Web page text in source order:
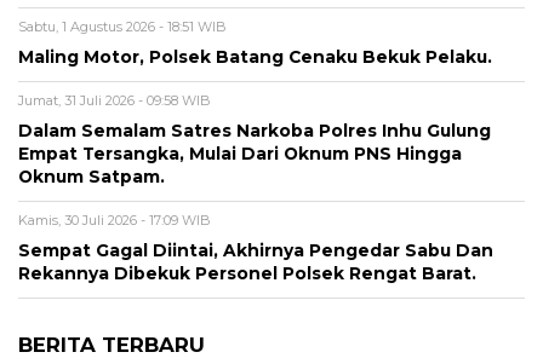
Sabtu, 1 Agustus 2026 - 18:51 WIB
Maling Motor, Polsek Batang Cenaku Bekuk Pelaku.
Jumat, 31 Juli 2026 - 09:58 WIB
Dalam Semalam Satres Narkoba Polres Inhu Gulung
Empat Tersangka, Mulai Dari Oknum PNS Hingga
Oknum Satpam.
Kamis, 30 Juli 2026 - 17:09 WIB
Sempat Gagal Diintai, Akhirnya Pengedar Sabu Dan
Rekannya Dibekuk Personel Polsek Rengat Barat.
BERITA TERBARU